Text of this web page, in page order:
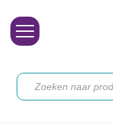
Toebehoren
Producten
zoeken